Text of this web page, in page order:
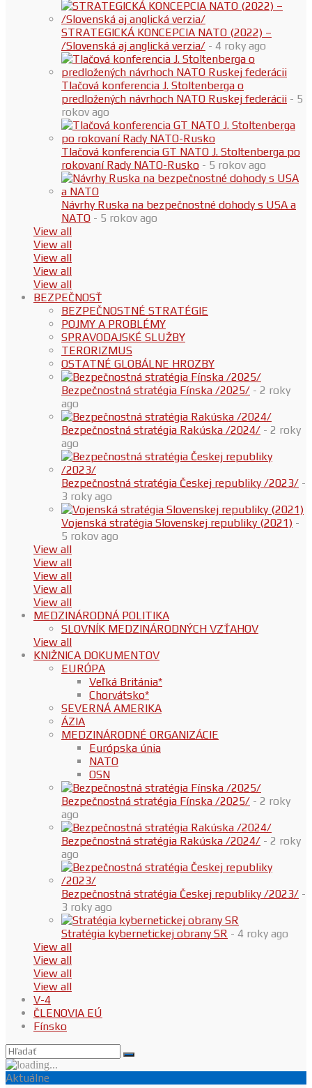
STRATEGICKÁ KONCEPCIA NATO (2022) –
/Slovenská aj anglická verzia/ - 4 roky ago
Tlačová konferencia J. Stoltenberga o
predložených návrhoch NATO Ruskej federácii - 5
rokov ago
Tlačová konferencia GT NATO J. Stoltenberga po
rokovaní Rady NATO-Rusko - 5 rokov ago
Návrhy Ruska na bezpečnostné dohody s USA a
NATO - 5 rokov ago
View all
View all
View all
View all
View all
BEZPEČNOSŤ
BEZPEČNOSTNÉ STRATÉGIE
POJMY A PROBLÉMY
SPRAVODAJSKÉ SLUŽBY
TERORIZMUS
OSTATNÉ GLOBÁLNE HROZBY
Bezpečnostná stratégia Fínska /2025/ - 2 roky
ago
Bezpečnostná stratégia Rakúska /2024/ - 2 roky
ago
Bezpečnostná stratégia Českej republiky /2023/ -
3 roky ago
Vojenská stratégia Slovenskej republiky (2021) -
5 rokov ago
View all
View all
View all
View all
View all
MEDZINÁRODNÁ POLITIKA
SLOVNÍK MEDZINÁRODNÝCH VZŤAHOV
View all
KNIŽNICA DOKUMENTOV
EURÓPA
Veľká Británia*
Chorvátsko*
SEVERNÁ AMERIKA
ÁZIA
MEDZINÁRODNÉ ORGANIZÁCIE
Európska únia
NATO
OSN
Bezpečnostná stratégia Fínska /2025/ - 2 roky
ago
Bezpečnostná stratégia Rakúska /2024/ - 2 roky
ago
Bezpečnostná stratégia Českej republiky /2023/ -
3 roky ago
Stratégia kybernetickej obrany SR - 4 roky ago
View all
View all
View all
View all
V-4
ČLENOVIA EÚ
Fínsko
Aktuálne